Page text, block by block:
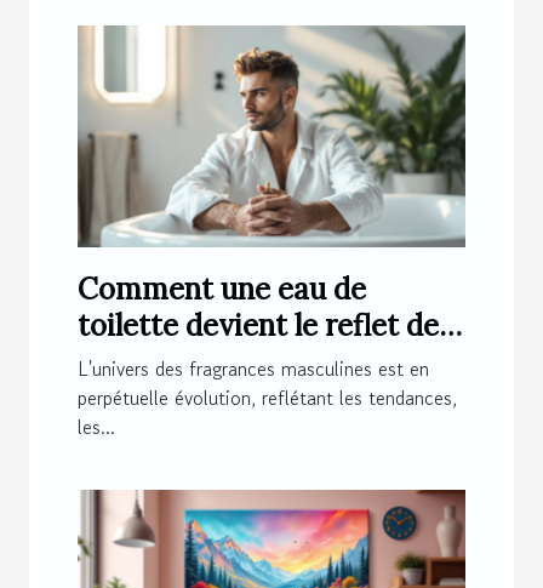
Comment une eau de
toilette devient le reflet de
l'homme moderne ?
L'univers des fragrances masculines est en
perpétuelle évolution, reflétant les tendances,
les...